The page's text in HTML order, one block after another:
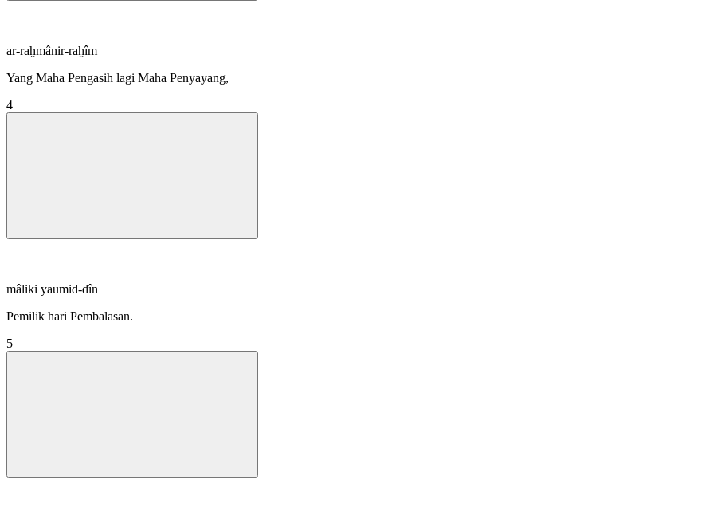
ar-raḫmânir-raḫîm
Yang Maha Pengasih lagi Maha Penyayang,
4
mâliki yaumid-dîn
Pemilik hari Pembalasan.
5